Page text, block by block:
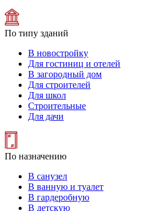
По типу зданий
В новостройку
Для гостиниц и отелей
В загородный дом
Для строителей
Для школ
Строительные
Для дачи
По назначению
В санузел
В ванную и туалет
В гардеробную
В детскую